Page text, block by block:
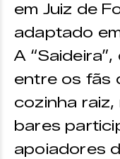
em Juiz de
adaptado
A
entre os fãs
cozinha
bares
apoiadores